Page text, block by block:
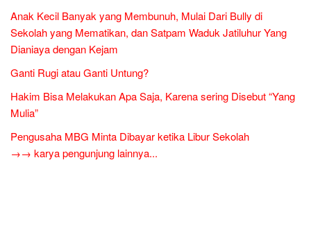
Anak Kecil Banyak yang Membunuh, Mulai Dari Bully di
Sekolah yang Mematikan, dan Satpam Waduk Jatiluhur Yang
Dianiaya dengan Kejam
Ganti Rugi atau Ganti Untung?
Hakim Bisa Melakukan Apa Saja, Karena sering Disebut “Yang
Mulia”
Pengusaha MBG Minta Dibayar ketika Libur Sekolah
→→ karya pengunjung lainnya...